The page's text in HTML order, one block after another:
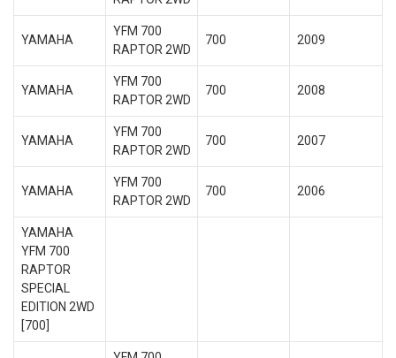
YAMAHA
YFM 700
RAPTOR 2WD
700 2009
YAMAHA
YFM 700
RAPTOR 2WD
700 2008
YAMAHA
YFM 700
RAPTOR 2WD
700 2007
YAMAHA
YFM 700
RAPTOR 2WD
700 2006
YAMAHA
YFM 700
RAPTOR
SPECIAL
EDITION 2WD
[700]